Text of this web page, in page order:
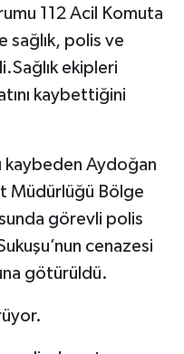
112 Acil Komuta
sağlık, polis ve
ekipleri
kaybettiğini
kaybeden Aydoğan
Müdürlüğü Bölge
görevli polis
cenazesi
götürüldü.